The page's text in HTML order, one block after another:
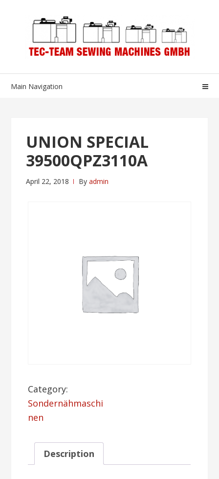
Main Navigation
UNION SPECIAL
39500QPZ3110A
April 22, 2018 Byadmin
Category:
Sondernähmaschi
nen
Description